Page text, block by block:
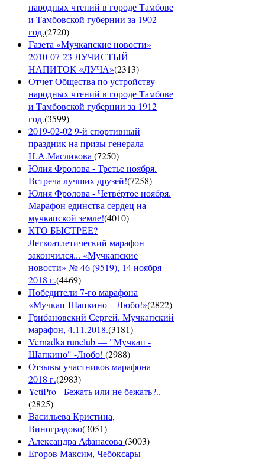
народных чтений в городе Тамбове
и Тамбовской губернии за 1902
год.(2720)
Газета «Мучкапские новости»
2010-07-23 ЛУЧИСТЫЙ
НАПИТОК «ЛУЧА»(2313)
Отчет Общества по устройству
народных чтений в городе Тамбове
и Тамбовской губернии за 1912
год.(3599)
2019-02-02 9-й спортивный
праздник на призы генерала
Н.А.Масликова(7250)
Юлия Фролова - Третье ноября.
Встреча лучших друзей!(7258)
Юлия Фролова - Четвёртое ноября.
Марафон единства сердец на
мучкапской земле!(4010)
КТО БЫСТРЕЕ?
Легкоатлетический марафон
закончился... «Мучкапские
новости» № 46 (9519), 14 ноября
2018 г.(4469)
Победители 7-го марафона
«Мучкап-Шапкино – Любо!»(2822)
Грибановский Сергей. Мучкапский
марафон, 4.11.2018.(3181)
Vernadka runclub — "Мучкап -
Шапкино" -Любо! (2988)
Отзывы участников марафона -
2018 г.(2983)
YetiPro - Бежать или не бежать?..
(2825)
Васильева Кристина,
Виноградово(3051)
Александра Афанасова(3003)
Егоров Максим, Чебоксары